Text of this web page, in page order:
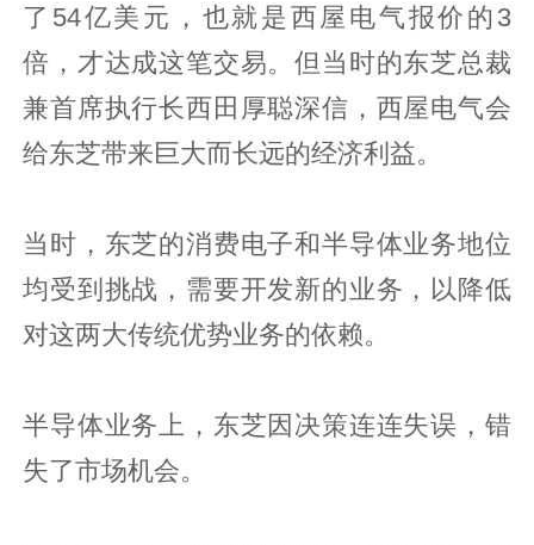
了54亿美元，也就是西屋电气报价的3
倍，才达成这笔交易。但当时的东芝总裁
兼首席执行长西田厚聪深信，西屋电气会
给东芝带来巨大而长远的经济利益。
当时，东芝的消费电子和半导体业务地位
均受到挑战，需要开发新的业务，以降低
对这两大传统优势业务的依赖。
半导体业务上，东芝因决策连连失误，错
失了市场机会。